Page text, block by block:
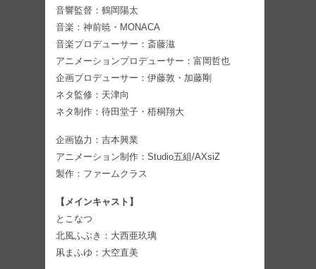
音響監督：鶴岡陽太
音楽：神前暁・MONACA
音楽プロデューサー：斎藤滋
アニメーションプロデューサー：富岡哲也
企画プロデューサー：伊藤敦・加藤剛
ネタ監修：天津向
ネタ制作：待田堂子・梧桐翔大
企画協力：吉本興業
アニメーション制作：Studio五組/AXsiZ
製作：ファームクラス
【メインキャスト】
とこなつ
北風ふぶき：大西亜玖璃
凩まふゆ：大空直美